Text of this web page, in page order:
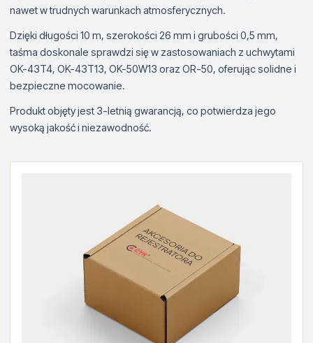
nawet w trudnych warunkach atmosferycznych.
Dzięki długości 10 m, szerokości 26 mm i grubości 0,5 mm,
taśma doskonale sprawdzi się w zastosowaniach z uchwytami
OK-43T4, OK-43T13, OK-50W13 oraz OR-50, oferując solidne i
bezpieczne mocowanie.
Produkt objęty jest 3-letnią gwarancją, co potwierdza jego
wysoką jakość i niezawodność.